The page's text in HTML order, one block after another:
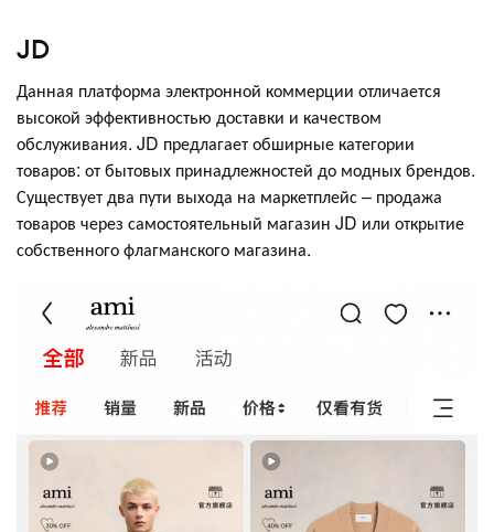
JD
Данная платформа электронной коммерции отличается
высокой эффективностью доставки и качеством
обслуживания. JD предлагает обширные категории
товаров: от бытовых принадлежностей до модных брендов.
Существует два пути выхода на маркетплейс – продажа
товаров через самостоятельный магазин JD или открытие
собственного флагманского магазина.